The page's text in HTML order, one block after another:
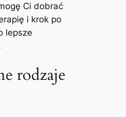
Ci dobrać
i krok po
lepsze
rodzaje